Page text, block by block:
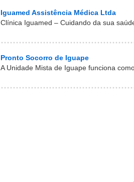
Iguamed Assistência Médica Ltda
Clínica Iguamed – Cuidando da sua
Pronto Socorro de Iguape
A Unidade Mista de Iguape funciona